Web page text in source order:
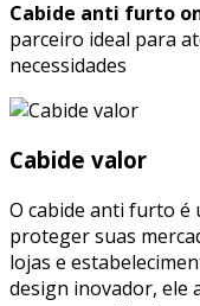
Cabide anti furto
parceiro ideal para
necessidades
Cabide valor
O cabide anti furto é
proteger suas
lojas e
design inovador, ele